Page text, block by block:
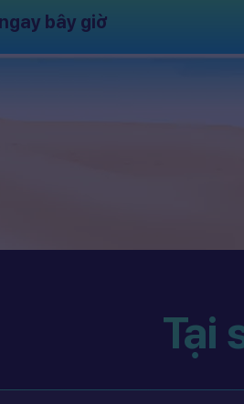
bây giờ
Tại